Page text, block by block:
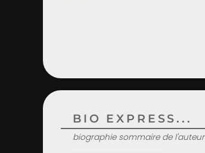
BIO EXPRESS...
biographie sommaire de l'auteur